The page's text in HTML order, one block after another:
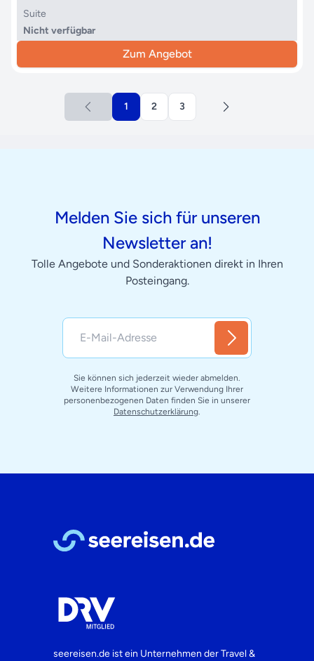
Suite
Nicht verfügbar
Zum Angebot
1 2 3
Melden Sie sich für unseren
Newsletter an!
Tolle Angebote und Sonderaktionen direkt in Ihren
Posteingang.
Sie können sich jederzeit wieder abmelden.
Weitere Informationen zur Verwendung Ihrer
personenbezogenen Daten finden Sie in unserer
Datenschutzerklärung
seereisen.de ist ein Unternehmen derTravel &